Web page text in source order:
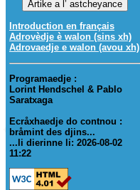
Introduction en français
Adrovèdje è walon (sins xh)
Adrovaedje e walon (avou xh)
Programaedje :
Lorint Hendschel & Pablo
Saratxaga
Ecråxhaedje do contnou :
bråmint des djins...
...li dierinne li: 2026-08-02
11:22